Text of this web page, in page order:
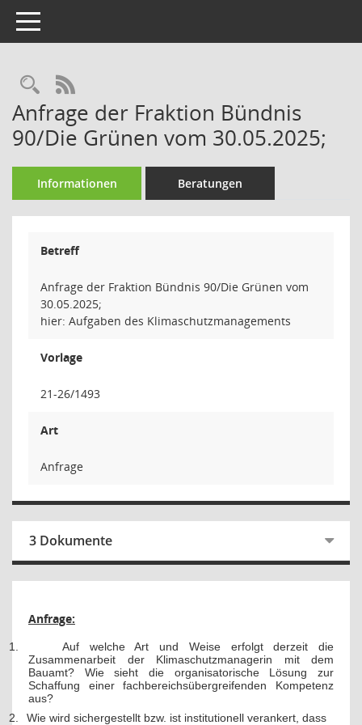
Toggle navigation
Rechercheauswahl
RSS-Feed
Anfrage der Fraktion Bündnis
90/Die Grünen vom 30.05.2025;
Informationen Beratungen
Betreff
Anfrage der Fraktion Bündnis 90/Die Grünen vom
30.05.2025;
hier: Aufgaben des Klimaschutzmanagements
Vorlage
21-26/1493
Art
Anfrage
3 Dokumente
Anfrage:
1.
Auf welche Art und Weise erfolgt derzeit die
Zusammenarbeit der Klimaschutzmanagerin mit dem
Bauamt? Wie sieht die organisatorische Lösung zur
Schaffung einer fachbereichsübergreifenden Kompetenz
aus?
2.
Wie wird sichergestellt bzw. ist institutionell verankert, dass